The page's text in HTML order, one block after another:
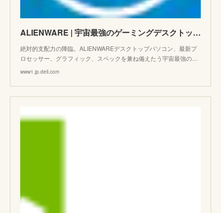
ALIENWARE | 宇宙最強のゲーミングデスクトップパソコン | Dell 日本
絶対的支配力の降臨。ALIENWAREデスクトップパソコン、最新プ
ロセッサー、グラフィック、スペックを兼ね備えたう宇宙最強の…
www1.jp.dell.com